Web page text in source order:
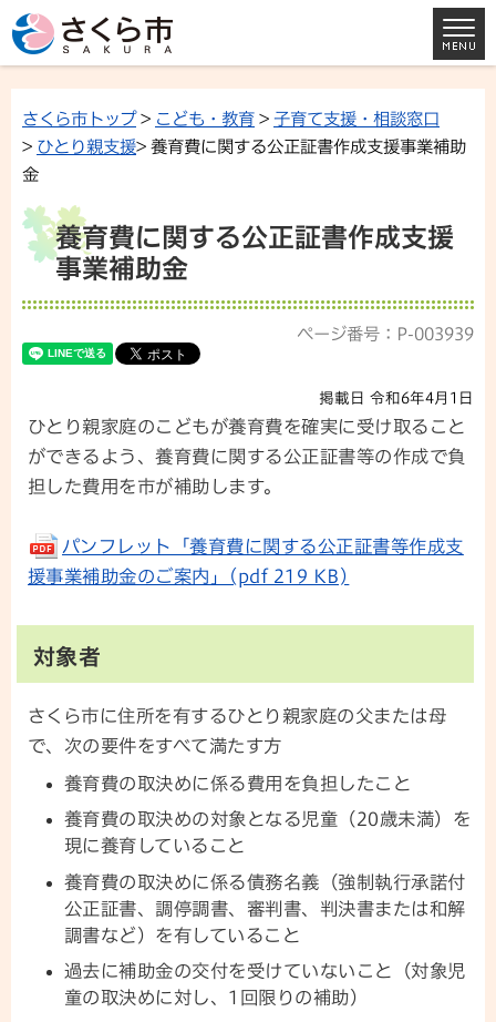
さくら市トップ> こども・教育 > 子育て支援・相談窓口
> ひとり親支援> 養育費に関する公正証書作成支援事業補助
金
養育費に関する公正証書作成支援
事業補助金
ページ番号：P-003939
掲載日 令和6年4月1日
ひとり親家庭のこどもが養育費を確実に受け取ること
ができるよう、養育費に関する公正証書等の作成で負
担した費用を市が補助します。
パンフレット「養育費に関する公正証書等作成支
援事業補助金のご案内」(pdf 219 KB)
対象者
さくら市に住所を有するひとり親家庭の父または母
で、次の要件をすべて満たす方
養育費の取決めに係る費用を負担したこと
養育費の取決めの対象となる児童（20歳未満）を
現に養育していること
養育費の取決めに係る債務名義（強制執行承諾付
公正証書、調停調書、審判書、判決書または和解
調書など）を有していること
過去に補助金の交付を受けていないこと（対象児
童の取決めに対し、1回限りの補助）